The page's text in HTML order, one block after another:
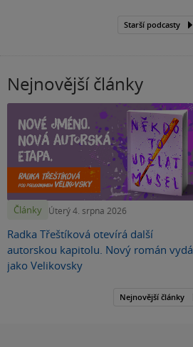
Starší podcasty
Nejnovější články
Články Úterý 4. srpna 2026
Radka Třeštíková otevírá další
autorskou kapitolu. Nový román vydá
jako Velikovsky
Nejnovější články